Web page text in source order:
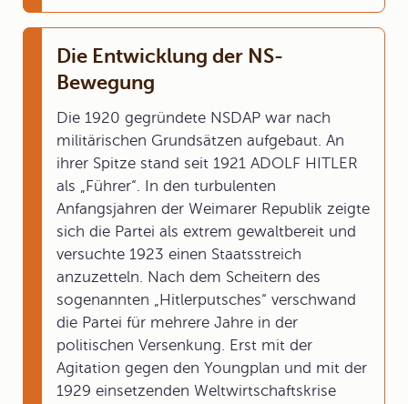
Die Entwicklung der NS-
Bewegung
Die 1920 gegründete NSDAP war nach
militärischen Grundsätzen aufgebaut. An
ihrer Spitze stand seit 1921 ADOLF HITLER
als „Führer“. In den turbulenten
Anfangsjahren der Weimarer Republik zeigte
sich die Partei als extrem gewaltbereit und
versuchte 1923 einen Staatsstreich
anzuzetteln. Nach dem Scheitern des
sogenannten „Hitlerputsches“ verschwand
die Partei für mehrere Jahre in der
politischen Versenkung. Erst mit der
Agitation gegen den Youngplan und mit der
1929 einsetzenden Weltwirtschaftskrise